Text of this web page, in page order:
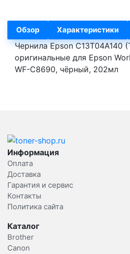
Обзор Характеристики
Чернила Epson C13T04A140
оригинальные для Epson
WF-C8690, чёрный, 202мл
Информация
Оплата
Доставка
Гарантия и сервис
Контакты
Политика сайта
Каталог
Brother
Canon